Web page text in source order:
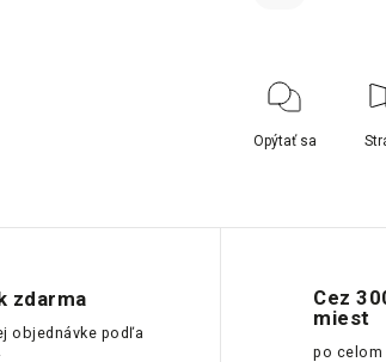
Opýtať sa
zdarma
objednávke podľa
Cez
miest
po celom